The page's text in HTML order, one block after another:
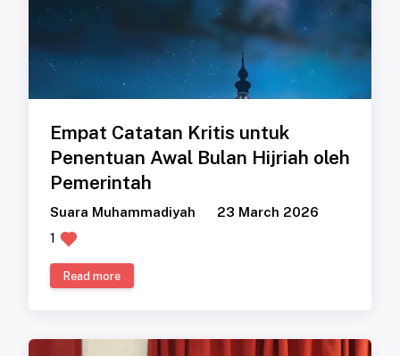
Empat Catatan Kritis untuk
Penentuan Awal Bulan Hijriah oleh
Pemerintah
Suara Muhammadiyah
23 March 2026
1
Read more